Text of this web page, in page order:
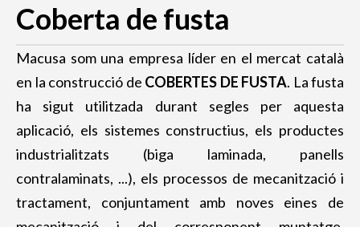
Forjat de fusta
Estructures de fusta
Casa de fusta
ENTRAMAT LLEUGER
Pèrgola de fusta
Porxo de fusta
Coberta de fusta
Macusa som una empresa líder en el mercat català
en la construcció de COBERTES DE FUSTA. La fusta
ha sigut utilitzada durant segles per aquesta
aplicació, els sistemes constructius, els productes
industrialitzats (biga laminada, panells
contralaminats, ...), els processos de mecanització i
tractament, conjuntament amb noves eines de